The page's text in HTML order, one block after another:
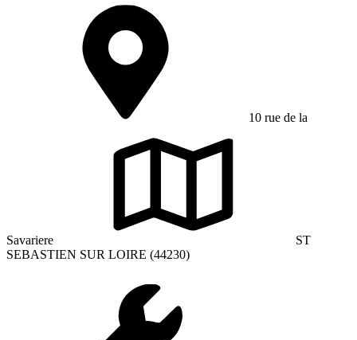
10 rue de la
Savariere
ST
SEBASTIEN SUR LOIRE (44230)